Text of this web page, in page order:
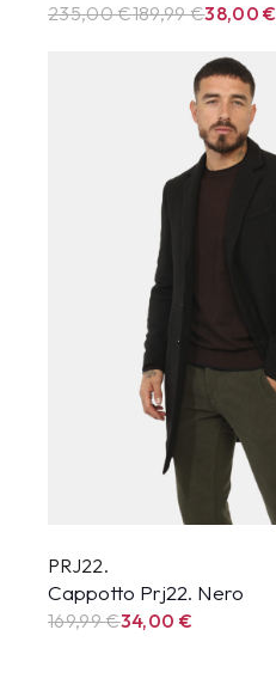
235,00 €189,99€38,00€
PRJ22.
Cappotto Prj22. Nero
169,99€34,00 €